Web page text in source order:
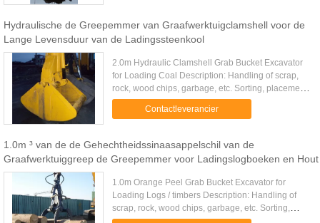
Hydraulische de Greepemmer van Graafwerktuigclamshell voor de
Lange Levensduur van de Ladingssteenkool
2.0m Hydraulic Clamshell Grab Bucket Excavator
for Loading Coal Description: Handling of scrap,
rock, wood chips, garbage, etc. Sorting, placement
of rocks and bulky and irregular shaped items.
Multiple tine .....Contactleverancier
1.0m ³ van de de Gehechtheidssinaasappelschil van de
Graafwerktuiggreep de Greepemmer voor Ladingslogboeken en Hout
1.0m Orange Peel Grab Bucket Excavator for
Loading Logs / timbers Description: Handling of
scrap, rock, wood chips, garbage, etc. Sorting,
placement of rocks and bulky and irregular shaped